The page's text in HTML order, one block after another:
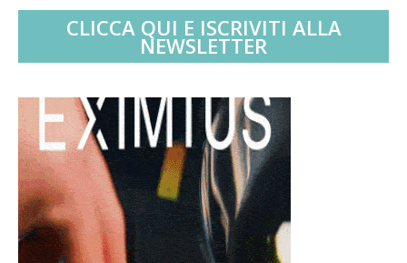
CLICCA QUI E ISCRIVITI ALLA
NEWSLETTER